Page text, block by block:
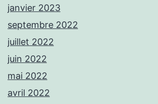
janvier 2023
septembre 2022
juillet 2022
juin 2022
mai 2022
avril 2022